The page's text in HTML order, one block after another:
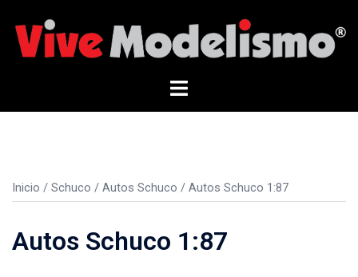
contenido
Alternar
Inicio / Schuco / Autos Schuco / Autos Schuco 1:87
Autos Schuco 1:87